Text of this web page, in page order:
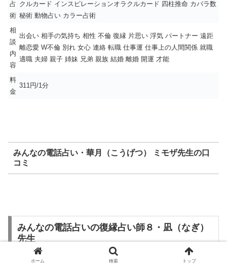
占
術
クルカード インスピレーションオラクルカード 四柱推命 カバラ数
秘術 動物占い カラー占術
相
談
内
容
出会い 相手の気持ち 相性 不倫 復縁 片思い 浮気 パートナー 遠距
離恋愛 W不倫 別れ 女心 連絡 転職 仕事運 仕事上の人間関係 就職
適職 夫婦 親子 姉妹 兄弟 親族 結婚 離婚 開運 才能
料
金
311円/1分
みんなの電話占い・華月（こうげつ） ミモザ先生の口
コミ
みんなの電話占いの復縁占い師８・凪（なぎ）
先生
ホーム 検索 トップ